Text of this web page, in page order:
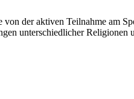
der aktiven Teilnahme am
unterschiedlicher Religionen